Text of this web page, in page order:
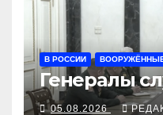
В РОССИИ
Генералы
05.08.2026